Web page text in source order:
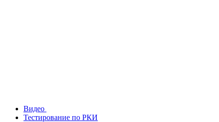
Видео
Тестирование по РКИ